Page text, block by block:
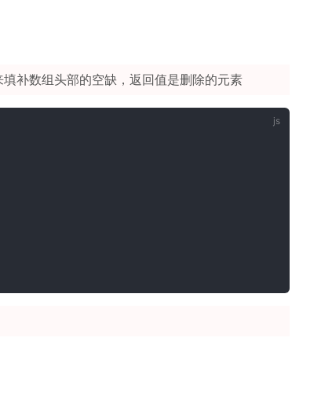
补数组头部的空缺，返回值是删除的元素